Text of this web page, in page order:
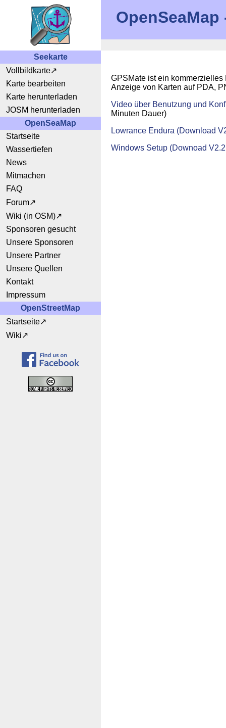
Seekarte
Vollbildkarte
Karte bearbeiten
Karte herunterladen
JOSM herunterladen
OpenSeaMap
Startseite
Wassertiefen
News
Mitmachen
FAQ
Forum
Wiki (in OSM)
Sponsoren gesucht
Unsere Sponsoren
Unsere Partner
Unsere Quellen
Kontakt
Impressum
OpenStreetMap
Startseite
Wiki
GPSMate ist ein
Anzeige von Karten auf PDA,
Video über Benutzung und
Minuten Dauer)
Lowrance Endura (Download
Windows Setup (Downoad